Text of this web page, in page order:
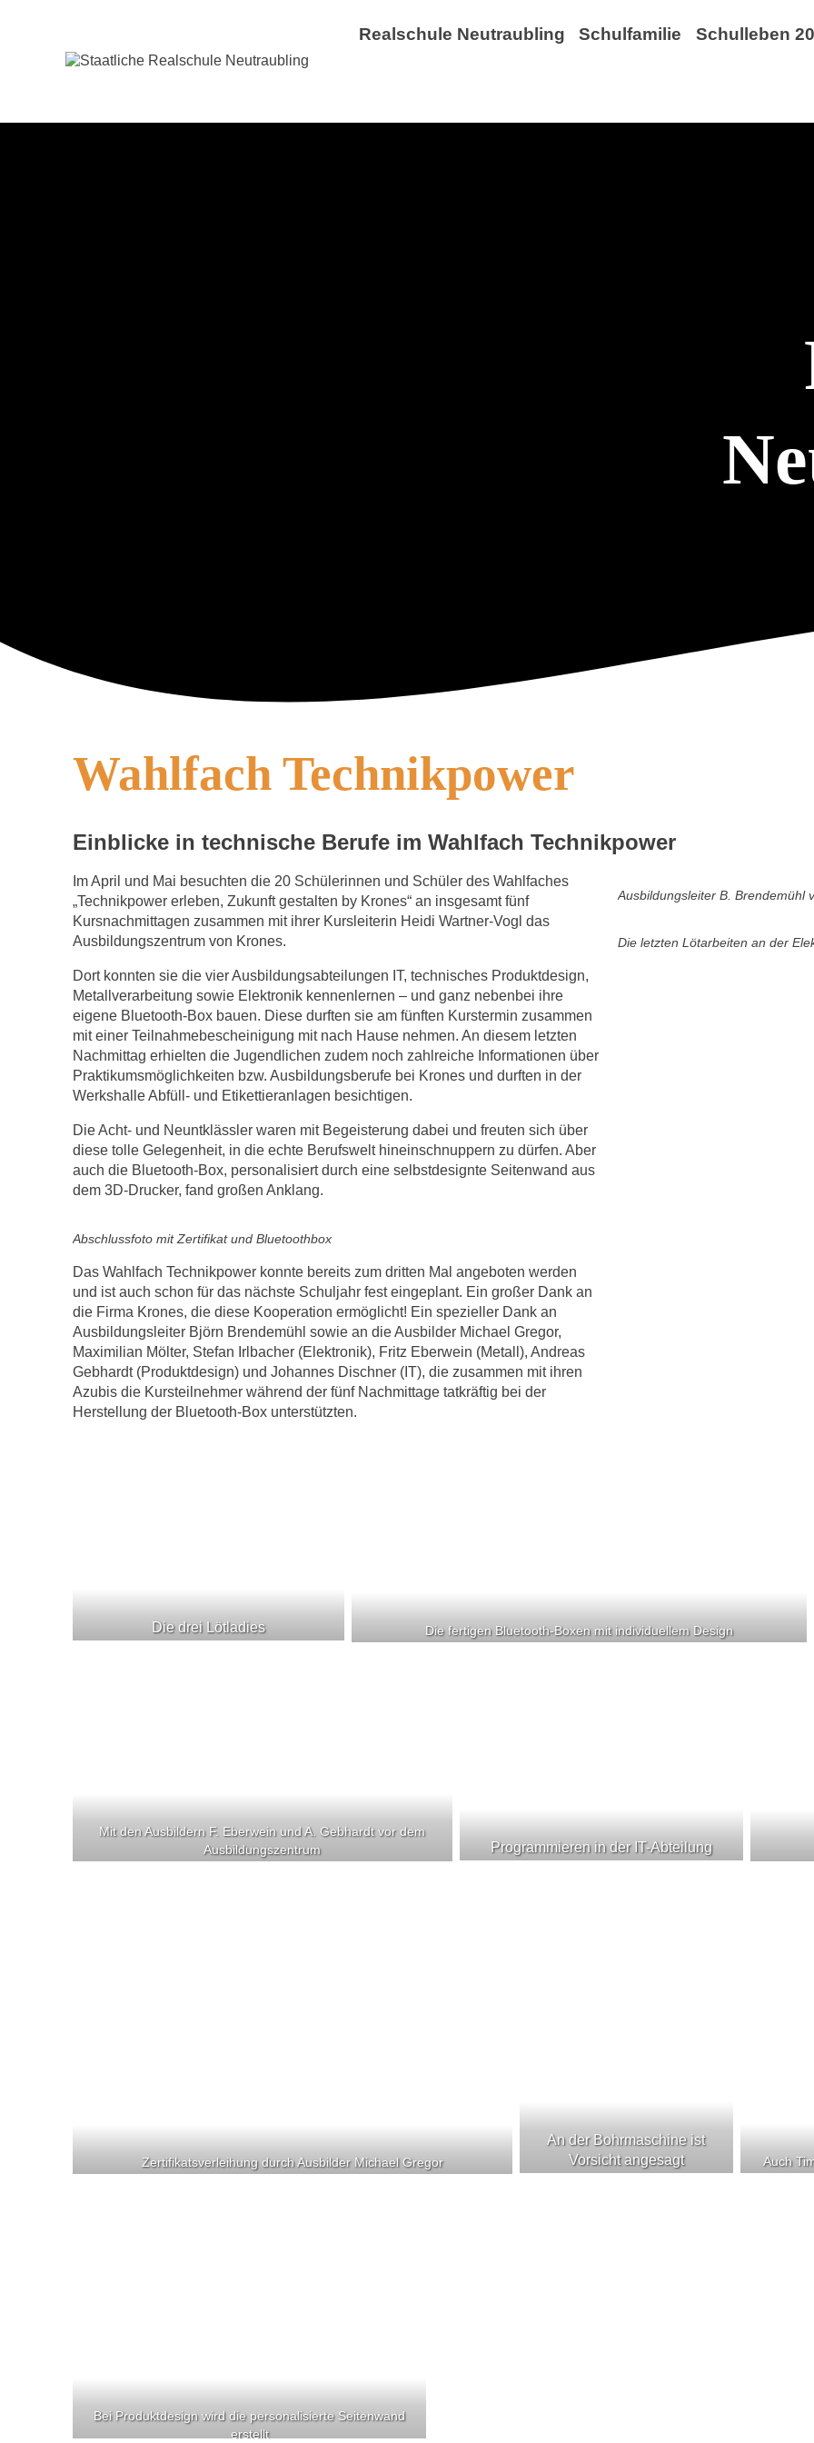
Realschule Neutraubling Schulfamilie Schulleben
Wahlfach Technikpower
Einblicke in technische Berufe im Wahlfach Technikpower
Im April und Mai besuchten die 20 Schülerinnen und Schüler des Wahlfaches
„Technikpower erleben, Zukunft gestalten by Krones“ an insgesamt fünf
Kursnachmittagen zusammen mit ihrer Kursleiterin Heidi Wartner-Vogl das
Ausbildungszentrum von Krones.
Dort konnten sie die vier Ausbildungsabteilungen IT, technisches Produktdesign,
Metallverarbeitung sowie Elektronik kennenlernen – und ganz nebenbei ihre
eigene Bluetooth-Box bauen. Diese durften sie am fünften Kurstermin zusammen
mit einer Teilnahmebescheinigung mit nach Hause nehmen. An diesem letzten
Nachmittag erhielten die Jugendlichen zudem noch zahlreiche Informationen über
Praktikumsmöglichkeiten bzw. Ausbildungsberufe bei Krones und durften in der
Werkshalle Abfüll- und Etikettieranlagen besichtigen.
Die Acht- und Neuntklässler waren mit Begeisterung dabei und freuten sich über
diese tolle Gelegenheit, in die echte Berufswelt hineinschnuppern zu dürfen. Aber
auch die Bluetooth-Box, personalisiert durch eine selbstdesignte Seitenwand aus
dem 3D-Drucker, fand großen Anklang.
Abschlussfoto mit Zertifikat und Bluetoothbox
Das Wahlfach Technikpower konnte bereits zum dritten Mal angeboten werden
und ist auch schon für das nächste Schuljahr fest eingeplant. Ein großer Dank an
die Firma Krones, die diese Kooperation ermöglicht! Ein spezieller Dank an
Ausbildungsleiter Björn Brendemühl sowie an die Ausbilder Michael Gregor,
Maximilian Mölter, Stefan Irlbacher (Elektronik), Fritz Eberwein (Metall), Andreas
Gebhardt (Produktdesign) und Johannes Dischner (IT), die zusammen mit ihren
Azubis die Kursteilnehmer während der fünf Nachmittage tatkräftig bei der
Herstellung der Bluetooth-Box unterstützten.
Ausbildungsleiter B. Brendemühl
Die letzten Lötarbeiten an der
Die drei Lötladies Die fertigen Bluetooth-Boxen mit individuellem Design
Mit den Ausbildern F. Eberwein und A. Gebhardt vor dem
Ausbildungszentrum
Programmieren in der IT-Abteilung
Zertifikatsverleihung durch Ausbilder Michael Gregor
An der Bohrmaschine ist
Vorsicht angesagt
Auch
Bei Produktdesign wird die personalisierte Seitenwand
erstellt